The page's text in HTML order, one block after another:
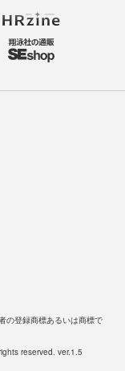
の登録商標あるいは商標で
reserved. ver.1.5